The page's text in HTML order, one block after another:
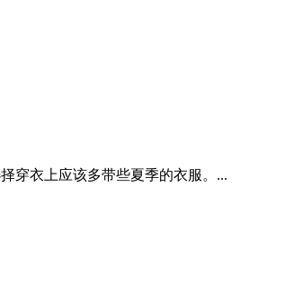
穿衣上应该多带些夏季的衣服。...